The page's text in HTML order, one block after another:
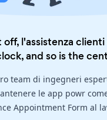
l'assistenza
and so is the
team di ingegneri
le app powr
Appointment Form al